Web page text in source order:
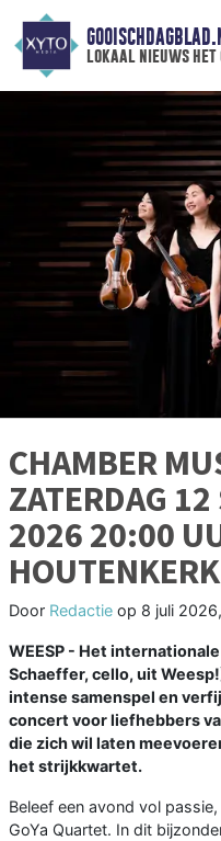
lokaal nieuws het
CHAMBER
ZATERDAG
2026 20:00
Door Redactie op 8 juli
WEESP - Het
Schaeffer, cello, uit
intense samenspel en
concert voor liefhebbers
die zich wil laten
het strijkkwartet.
Beleef een avond vol
GoYa Quartet. In dit